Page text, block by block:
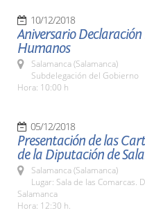
10/12/2018
Aniversario Declaración
Humanos
Salamanca (Salamanca)
Subdelegación del Gobierno
Hora: 10:00 h
05/12/2018
Presentación de las
de la Diputación de
Salamanca (Salamanca)
Lugar: Sala de las Comarcas.
Salamanca
Hora: 12:30 h.